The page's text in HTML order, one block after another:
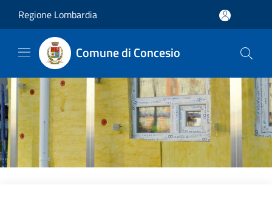
Regione Lombardia
Comune di Concesio